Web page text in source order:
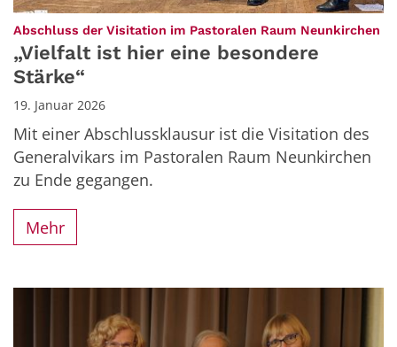
Abschluss der Visitation im Pastoralen Raum Neunkirchen
„Vielfalt ist hier eine besondere
Stärke“
19. Januar 2026
Mit einer Abschlussklausur ist die Visitation des
Generalvikars im Pastoralen Raum Neunkirchen
zu Ende gegangen.
Mehr